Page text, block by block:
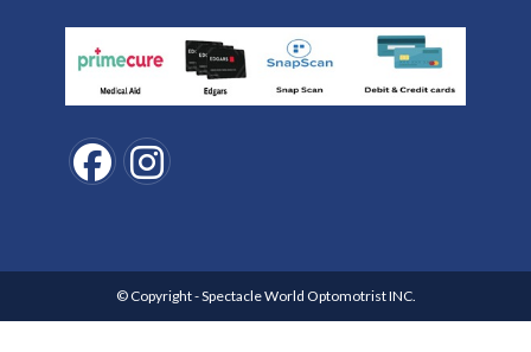
© Copyright - Spectacle World Optomotrist INC.